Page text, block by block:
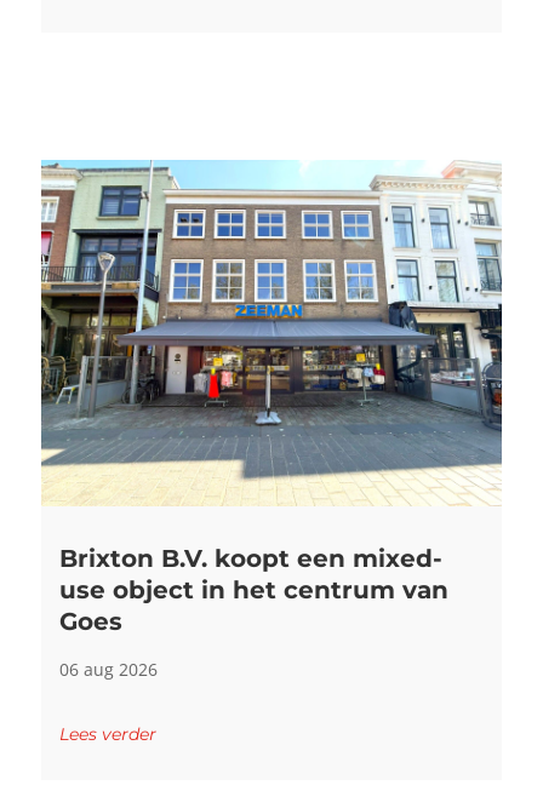
Brixton B.V. koopt een mixed-
use object in het centrum van
Goes
06 aug 2026
Lees verder